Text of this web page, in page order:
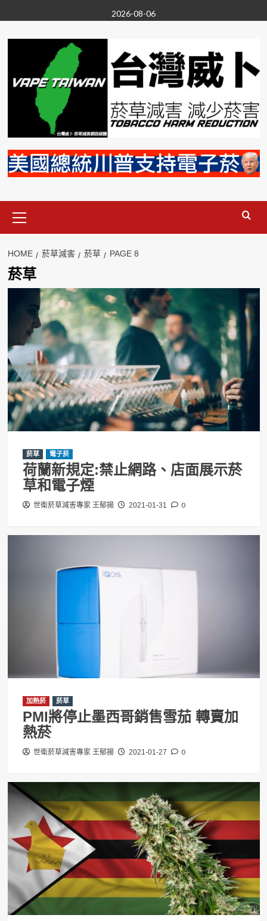
to
content
2026-08-06
Menu
HOME 菸草減害 菸草 PAGE 8
菸草
菸草 電子菸
荷蘭新規定:禁止網路、店面展示菸
草和電子煙
世衛菸草減害專家 王郁揚 2021-01-31 0
加熱菸 菸草
PMI將停止墨西哥銷售雪茄 轉賣加
熱菸
世衛菸草減害專家 王郁揚 2021-01-27 0